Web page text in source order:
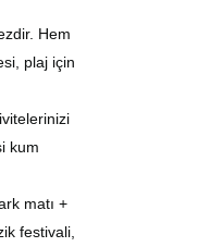
Hem
plaj için
kum
matı +
festivali,